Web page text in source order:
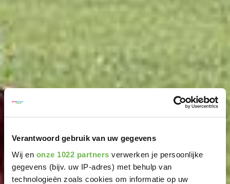
Verantwoord gebruik van uw gegevens
Wij en onze 1022 partners verwerken je persoonlijke
gegevens (bijv. uw IP-adres) met behulp van
technologieën zoals cookies om informatie op uw